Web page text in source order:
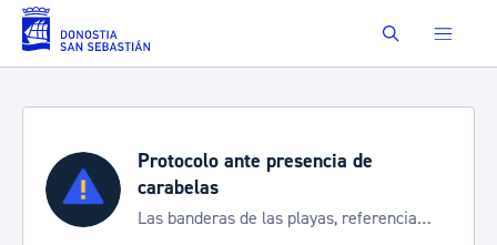
Saltar al contenido principal Buscar
Protocolo ante presencia de
carabelas
Las banderas de las playas, referencia